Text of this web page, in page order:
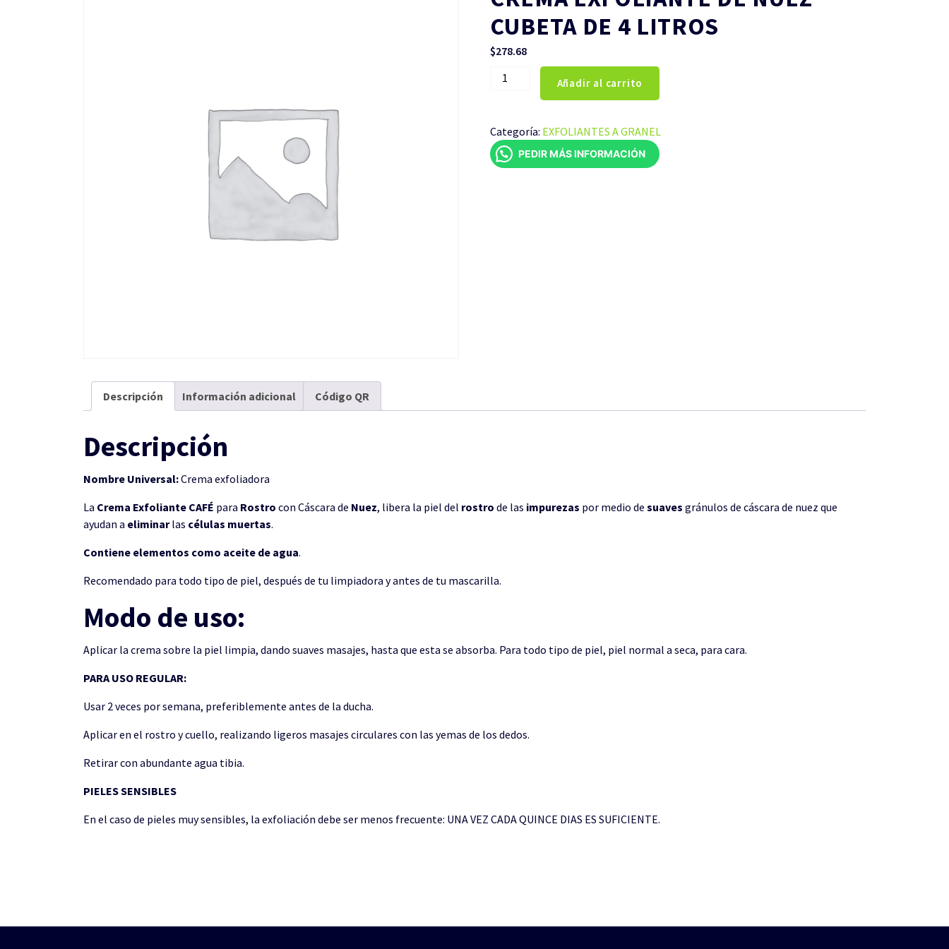
CUBETA DE 4 LITROS
$278.68
CREMA
NUEZ
CUBETA
DE
Añadir al carrito
Categoría: EXFOLIANTES A GRANEL
PEDIR MÁS INFORMACIÓN
Descripción Información adicional Código QR
Descripción
Nombre Universal:Crema exfoliadora
La Crema Exfoliante CAFÉ para Rostro con Cáscara de Nuez, libera la piel del rostro de las impurezas por medio de suaves gránulos de cáscara de nuez que
ayudan a eliminarlas células muertas.
Contiene elementos como aceite de agua.
Recomendado para todo tipo de piel, después de tu limpiadora y antes de tu mascarilla.
Modo de uso:
Aplicar la crema sobre la piel limpia, dando suaves masajes, hasta que esta se absorba. Para todo tipo de piel, piel normal a seca, para cara.
PARA USO REGULAR:
Usar 2 veces por semana, preferiblemente antes de la ducha.
Aplicar en el rostro y cuello, realizando ligeros masajes circulares con las yemas de los dedos.
Retirar con abundante agua tibia.
PIELES SENSIBLES
En el caso de pieles muy sensibles, la exfoliación debe ser menos frecuente: UNA VEZ CADA QUINCE DIAS ES SUFICIENTE.